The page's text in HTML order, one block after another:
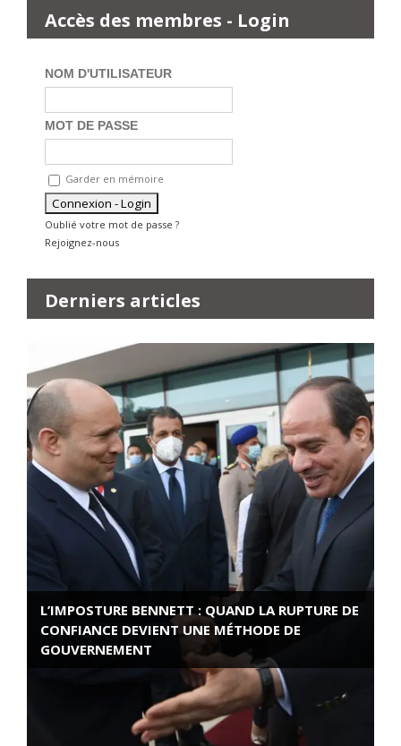
Accès des membres - Login
NOM D'UTILISATEUR
MOT DE PASSE
Garder en mémoire
Oublié votre mot de passe ?
Rejoignez-nous
Derniers articles
L’IMPOSTURE BENNETT : QUAND LA RUPTURE DE
CONFIANCE DEVIENT UNE MÉTHODE DE
GOUVERNEMENT
ROSE VALLAND, HEROÏNE DE LA RESISTANCE